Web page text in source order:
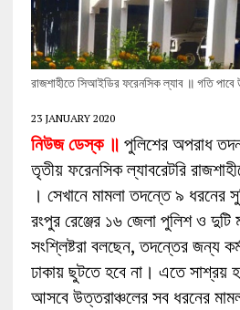
রাজশাহীতে সিআইডির ফরেনসিক ল্যাব ॥ গতি
23 JANUARY 2020
নিউজ ডেস্ক ॥ পুলিশের অপরাধ
তৃতীয় ফরেনসিক ল্যাবরেটরি
। সেখানে মামলা তদন্তে ৯ ধরনের
রংপুর রেঞ্জের ১৬ জেলা পুলিশ ও দুটি
সংশ্লিষ্টরা বলছেন, তদন্তের জন্য
ঢাকায় ছুটতে হবে না। এতে সাশ্রয়
আসবে উত্তরাঞ্চলের সব ধরনের